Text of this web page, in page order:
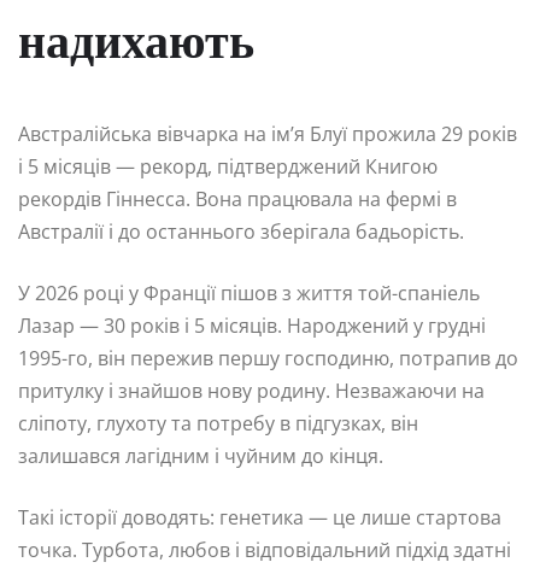
надихають
Австралійська вівчарка на ім’я Блуї прожила 29 років
і 5 місяців — рекорд, підтверджений Книгою
рекордів Гіннесса. Вона працювала на фермі в
Австралії і до останнього зберігала бадьорість.
У 2026 році у Франції пішов з життя той-спаніель
Лазар — 30 років і 5 місяців. Народжений у грудні
1995-го, він пережив першу господиню, потрапив до
притулку і знайшов нову родину. Незважаючи на
сліпоту, глухоту та потребу в підгузках, він
залишався лагідним і чуйним до кінця.
Такі історії доводять: генетика — це лише стартова
точка. Турбота, любов і відповідальний підхід здатні